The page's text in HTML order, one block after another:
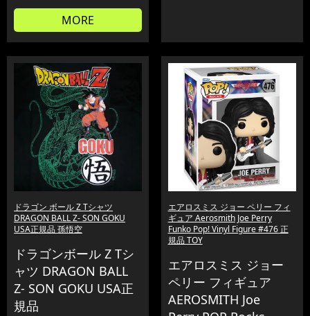
MORE
ドラゴン ボール Z Tシャツ
DRAGON BALL Z- SON GOKU
USA正規品 孫悟空
ドラゴンボール Z Tシ
ャツ DRAGON BALL
Z- SON GOKU USA正
規品
エアロスミス ジョー ペリー フィ
ギュア Aerosmith Joe Perry
Funko Pop! Vinyl Figure #476 正
規品 TOY
エアロスミス ジョー
ペリー フィギュア
AEROSMITH Joe